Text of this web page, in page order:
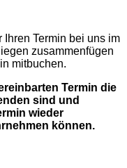
Ihren Termin bei uns im
zusammenfügen
mitbuchen.
Termin die
sind und
wieder
können.